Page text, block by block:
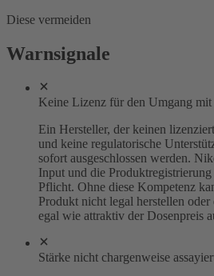
Diese vermeiden
Warnsignale
Keine Lizenz für den Umgang
Ein Hersteller, der keinen
und keine regulatorische
sofort ausgeschlossen werden.
Input und die
Pflicht. Ohne diese Kompetenz
Produkt nicht legal herstellen
egal wie attraktiv der Dosenpreis
Stärke nicht chargenweise